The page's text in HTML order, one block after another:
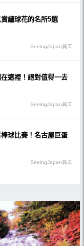
繡球花的名所5選
SeeingJapan員工
這裡！絕對值得一去
SeeingJapan員工
球比賽！名古屋巨蛋
SeeingJapan員工